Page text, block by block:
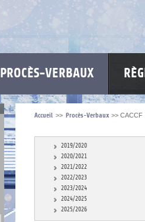
PROCÈS-VERBAUX
Accueil >> Procès-Verbaux >> CACCF
2019/2020
2020/2021
2021/2022
2022/2023
2023/2024
2024/2025
2025/2026